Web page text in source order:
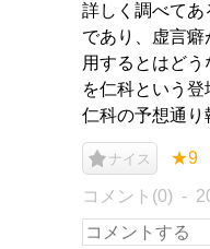
詳しく調べてあ
であり、虚言
用するとはど
を仁科という登
仁科の予想通り
ナイス ★9
コメント(0)